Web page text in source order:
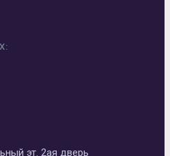
эт. 2ая дверь